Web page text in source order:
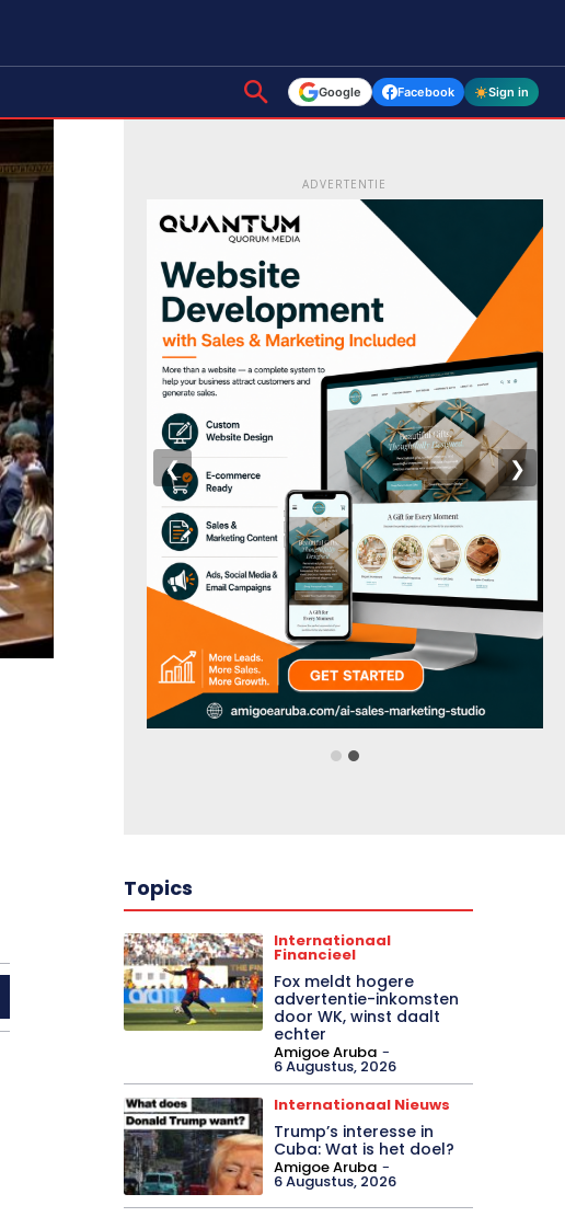
Google Facebook Sign in
ADVERTENTIE
❮ ❯
Topics
Internationaal
Financieel
Fox meldt hogere
advertentie-inkomsten
door WK, winst daalt
echter
Amigoe Aruba -
6 Augustus, 2026
Internationaal Nieuws
Trump’s interesse in
Cuba: Wat is het doel?
Amigoe Aruba -
6 Augustus, 2026